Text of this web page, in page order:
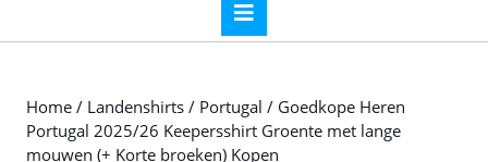
Home / Landenshirts / Portugal / Goedkope Heren
Portugal 2025/26 Keepersshirt Groente met lange
mouwen (+ Korte broeken) Kopen